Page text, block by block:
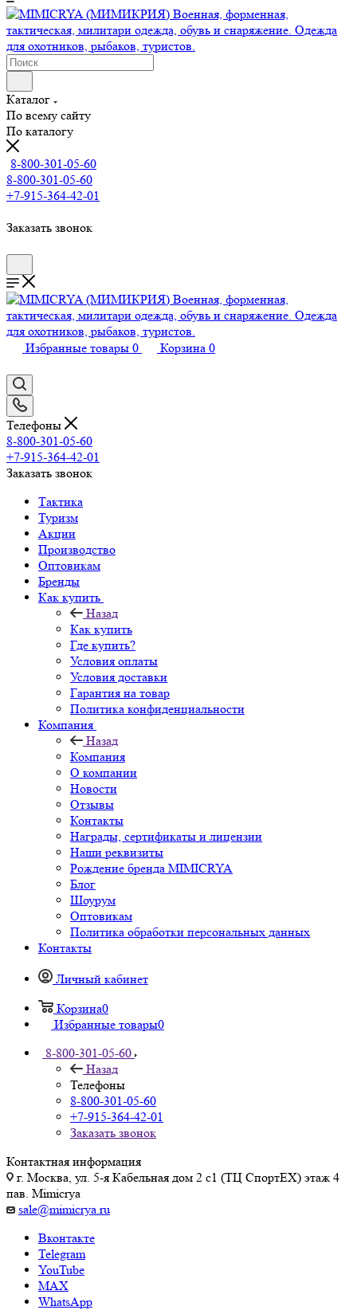
Каталог
По всему сайту
По каталогу
8-800-301-05-60
8-800-301-05-60
+7-915-364-42-01
Заказать звонок
Избранные товары 0 Корзина 0
Телефоны
8-800-301-05-60
+7-915-364-42-01
Заказать звонок
Тактика
Туризм
Акции
Производство
Оптовикам
Бренды
Как купить
Назад
Как купить
Где купить?
Условия оплаты
Условия доставки
Гарантия на товар
Политика конфиденциальности
Компания
Назад
Компания
О компании
Новости
Отзывы
Контакты
Награды, сертификаты и лицензии
Наши реквизиты
Рождение бренда MIMICRYA
Блог
Шоурум
Оптовикам
Политика обработки персональных данных
Контакты
Личный кабинет
Корзина0
Избранные товары0
8-800-301-05-60
Назад
Телефоны
8-800-301-05-60
+7-915-364-42-01
Заказать звонок
Контактная информация
г. Москва, ул. 5-я Кабельная дом 2 с1 (ТЦ СпортEX) этаж 4
пав. Mimicrya
sale@mimicrya.ru
Вконтакте
Telegram
YouTube
MAX
WhatsApp